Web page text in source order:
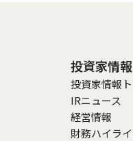
投資家情報
投資家情報
IRニュース
経営情報
財務ハイラ